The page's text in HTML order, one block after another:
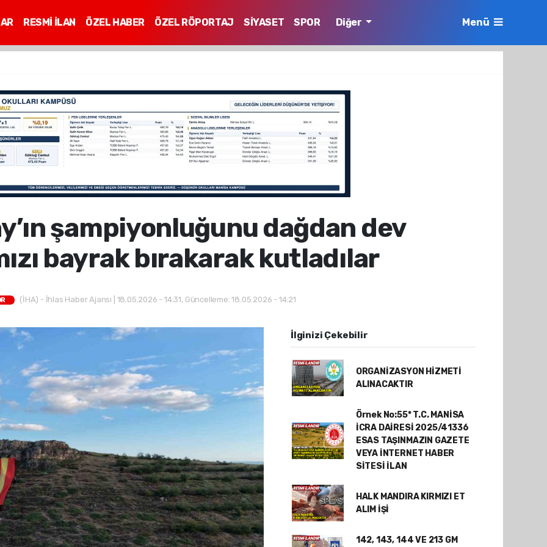
RESMİ İLAN ÖZEL HABER ÖZEL RÖPORTAJ SİYASET
SPOR
Diğer Menü
şampiyonluğunu dağdan dev
bayrak bırakarak kutladılar
(İHA) - İhlas Haber Ajansı | 18.05.2026 - 14:31, Güncelleme: 18.05.2026 - 14:21
İlginizi Çekebilir
ORGANİZASYON HİZMETİ
ALINACAKTIR
Örnek No:55* T.C. MANİSA
İCRA DAİRESİ 2025/41336
ESAS TAŞINMAZIN GAZETE
VEYA İNTERNET HABER
SİTESİ İLAN
HALK MANDIRA KIRMIZI ET
ALIM İŞİ
142, 143, 144 VE 213 GM